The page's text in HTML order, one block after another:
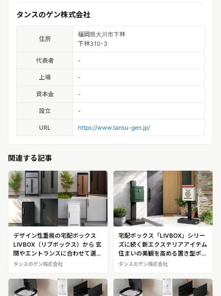
タンスのゲン株式会社
住所
福岡県大川市下林
下林310-3
代表者 -
上場 -
資本金 -
設立 -
URL https://www.tansu-gen.jp/
関連する記事
デザイン性重視の宅配ボックス
LIVBOX（リブボックス）から 玄
関やエントランスに合わせて選べ
る宅配ボックスが登場！
タンスのゲン株式会社
宅配ボックス「LIVBOX」シリー
ズに続く新エクステリアアイテム
住まいの美観を高める置き型ポス
ト「LIVPOST」シリーズ登場
タンスのゲン株式会社